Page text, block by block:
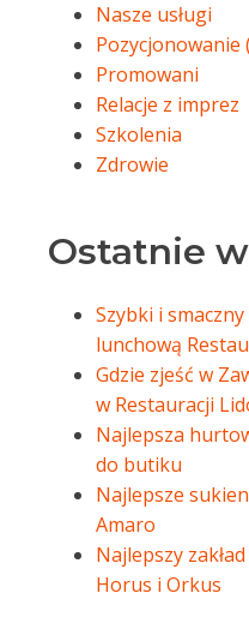
Nasze usługi
Pozycjonowanie
Promowani
Relacje z imprez
Szkolenia
Zdrowie
Ostatnie
Szybki i
lunchową
Gdzie zjeść w
w Restauracji
Najlepsza
do butiku
Najlepsze
Amaro
Najlepszy
Horus i Orkus